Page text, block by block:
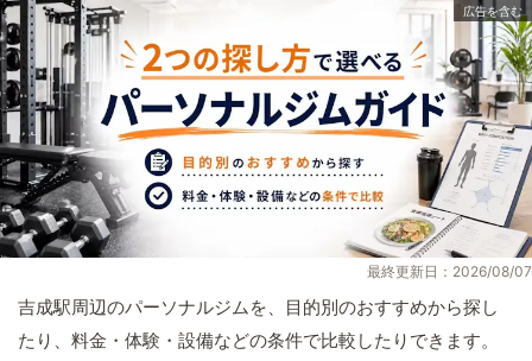
最終更新日：2026/08/07
吉成駅周辺のパーソナルジムを、目的別のおすすめから探し
たり、料金・体験・設備などの条件で比較したりできます。